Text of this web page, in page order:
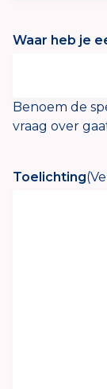
Waar heb je
Benoem de
vraag over
Toelichting